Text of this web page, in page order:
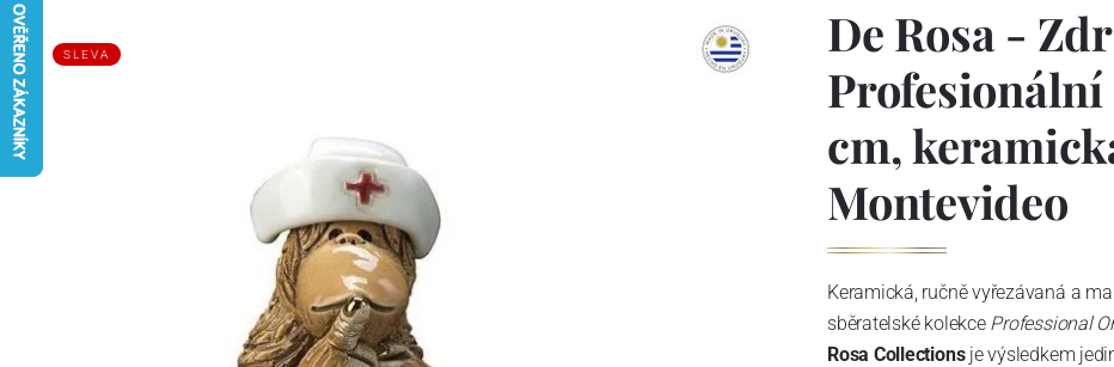
De Rosa -
Profesionální
cm,
Montevideo
SLEVA
Keramická, ručně vyřezávaná a
sběratelské kolekce Professional
Rosa Collectionsje výsledkem